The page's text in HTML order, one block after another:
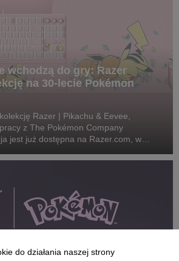
wchodzą do gry: Razer
na 30-lecie Pokémon
Razer | Pikachu & Eevee,
z The Pokémon Company
jest już dostępna na Razer.com, w
do działania naszej strony